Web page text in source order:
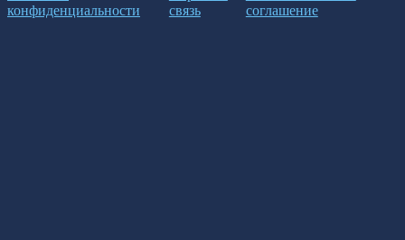
конфиденциальности
связь
соглашение